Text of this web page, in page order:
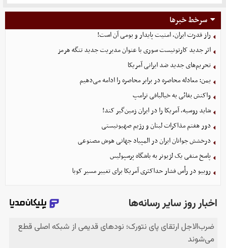
سرخط خبرها
راز قدرت ایران، امنیت پایدار و بومی آن است!
اثر جدید کارتونیست سوری با عنوان مدیریت جدید تنگه هرمز
تحریم‌های جدید ضد ایرانی آمریکا
یمن: معادله محاصره در برابر محاصره را ادامه می‌دهیم
واکنش بقائی به خیالبافی ترامپ
شاید روسیه، آمریکا را در ایران زمین‌گیر کند!
دور هفتم مذاکرات لبنان و رژیم صهیونیستی
درخشش جوانان ایران در المپیاد جهانی هوش مصنوعی
پاسخ منفی یک لژیونر به باشگاه پرسپولیس
روبیو در رأس فشار حداکثری آمریکا برای تغییر مسیر کوبا